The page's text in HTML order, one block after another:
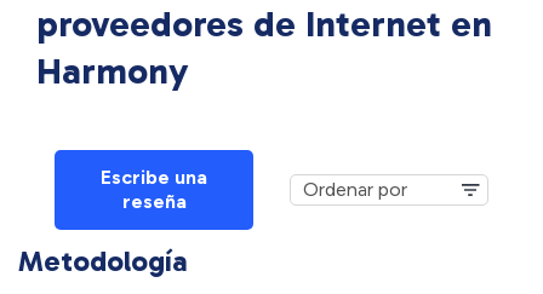
proveedores de Internet en
Harmony
Escribe una
reseña
Metodología